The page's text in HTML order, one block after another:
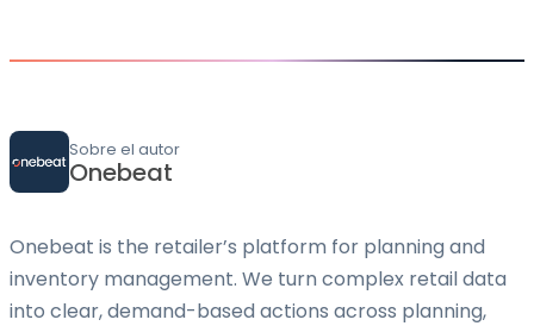
Sobre el autor
Onebeat
Onebeat is the retailer’s platform for planning and
inventory management. We turn complex retail data
into clear, demand-based actions across planning,